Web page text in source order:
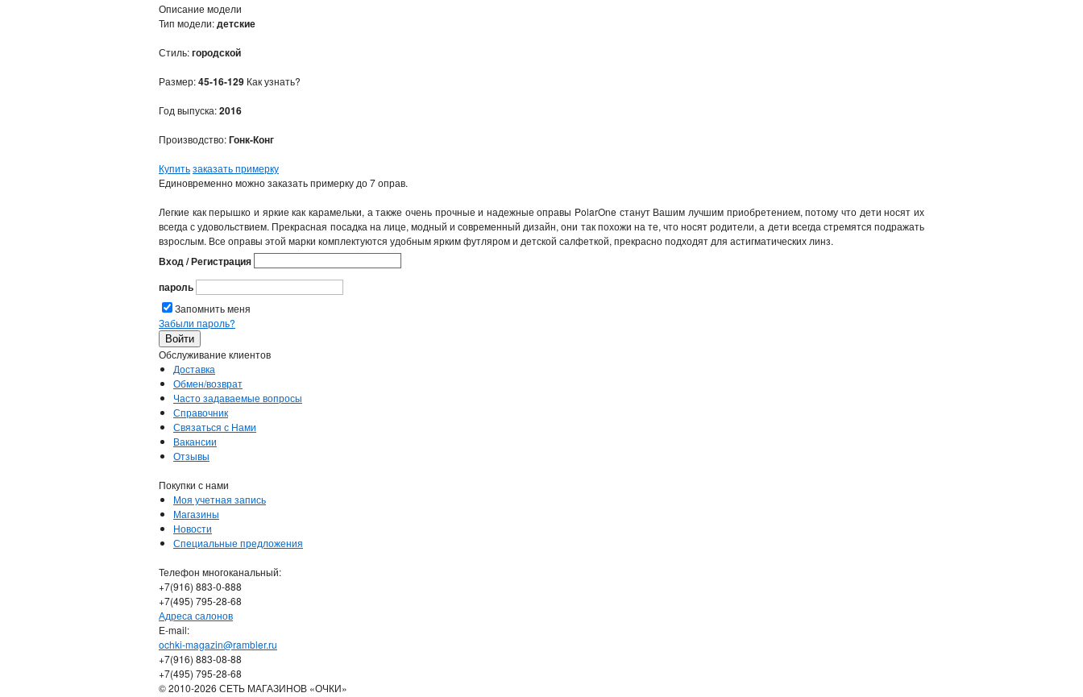
Описание модели
Тип модели:детские
Стиль:городской
Размер:45-16-129 Как узнать?
Год выпуска:2016
Производство:Гонк-Конг
Купитьзаказать примерку
Единовременно можно заказать примерку до 7 оправ.
Легкие как перышко и яркие как карамельки, а также очень прочные и надежные оправы PolarOne станут Вашим лучшим приобретением, потому что дети носят их
всегда с удовольствием. Прекрасная посадка на лице, модный и современный дизайн, они так похожи на те, что носят родители, а дети всегда стремятся подражать
взрослым. Все оправы этой марки комплектуются удобным ярким футляром и детской салфеткой, прекрасно подходят для астигматических линз.
Вход / Регистрация
пароль
Запомнить меня
Забыли пароль?
Обслуживание клиентов
Доставка
Обмен/возврат
Часто задаваемые вопросы
Справочник
Связаться с Нами
Вакансии
Отзывы
Покупки с нами
Моя учетная запись
Магазины
Новости
Специальные предложения
Телефон многоканальный:
+7(916) 883-0-888
+7(495) 795-28-68
Адреса салонов
Е-mail:
ochki-magazin@rambler.ru
+7(916) 883-08-88
+7(495) 795-28-68
© 2010-2026 СЕТЬ МАГАЗИНОВ «ОЧКИ»